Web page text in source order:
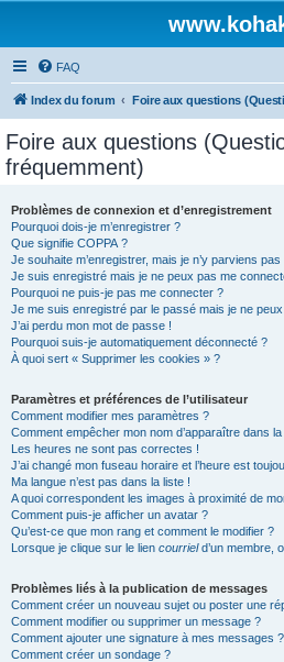
FAQ
Index du forum Foire aux questions
Foire aux questions
fréquemment)
Problèmes de connexion et d’enregistrement
Pourquoi dois-je m’enregistrer ?
Que signifie COPPA ?
Je souhaite m’enregistrer, mais je n’y parviens pas
Je suis enregistré mais je ne peux pas me
Pourquoi ne puis-je pas me connecter ?
Je me suis enregistré par le passé mais je ne
J’ai perdu mon mot de passe !
Pourquoi suis-je automatiquement déconnecté ?
À quoi sert « Supprimer les cookies » ?
Paramètres et préférences de l’utilisateur
Comment modifier mes paramètres ?
Comment empêcher mon nom d’apparaître dans
Les heures ne sont pas correctes !
J’ai changé mon fuseau horaire et l’heure est
Ma langue n’est pas dans la liste !
A quoi correspondent les images à proximité de
Comment puis-je afficher un avatar ?
Qu’est-ce que mon rang et comment le modifier ?
Lorsque je clique sur le lien courrield’un membre,
Problèmes liés à la publication de messages
Comment créer un nouveau sujet ou poster une
Comment modifier ou supprimer un message ?
Comment ajouter une signature à mes messages ?
Comment créer un sondage ?